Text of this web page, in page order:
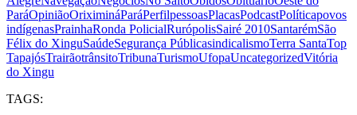
ParáOpiniãoOriximináParáPerfilpessoasPlacasPodcastPolíticapovos
indígenasPrainhaRonda PolicialRurópolisSairé 2010SantarémSão
Félix do XinguSaúdeSegurança PúblicasindicalismoTerra SantaTop
TapajósTrairãotrânsitoTribunaTurismoUfopaUncategorizedVitória
do Xingu
TAGS: